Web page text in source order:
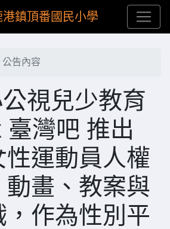
鎮頂番國民小學
公告內容
視兒少教育
臺灣吧 推出
性運動員人權
動畫、教案與
，作為性別平